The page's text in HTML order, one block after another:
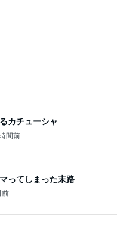
カチューシャ
間前
ってしまった末路
前